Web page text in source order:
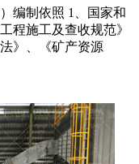
编制依照 1、国家和
程施工及查收规范》
》、《矿产资源